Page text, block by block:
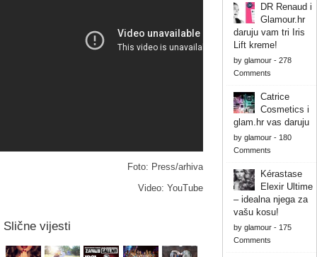
Foto: Press/arhiva
Video: YouTube
Slične vijesti
DR Renaud i
Glamour.hr
daruju vam tri Iris
Lift kreme!
by glamour- 278
Comments
Catrice
Cosmetics i
glam.hr vas daruju
by glamour- 180
Comments
Kérastase
Elexir Ultime
– idealna njega za
vašu kosu!
by glamour- 175
Comments